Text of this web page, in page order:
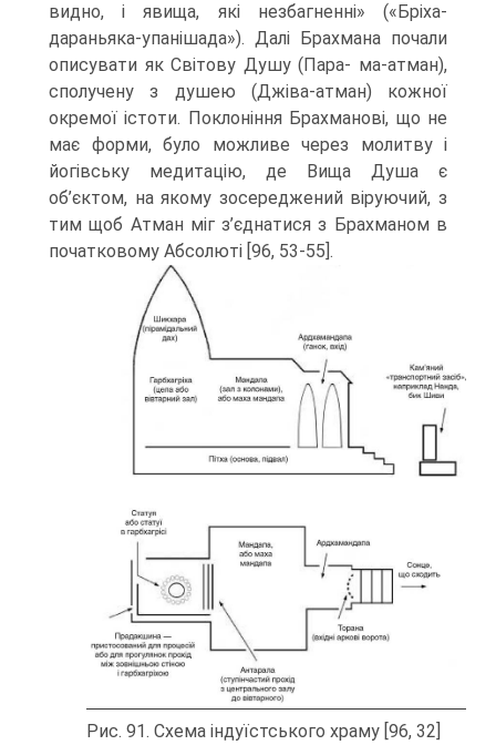
видно, і явища, які незбагненні» («Бріха-
дараньяка-упанішада»). Далі Брахмана почали
описувати як Світову Душу (Пара- ма-атман),
сполучену з душею (Джіва-атман) кожної
окремої істоти. Поклоніння Брахманові, що не
має форми, було можливе через молитву і
йогівську медитацію, де Вища Душа є
об’єктом, на якому зосереджений віруючий, з
тим щоб Атман міг з’єднатися з Брахманом в
початковому Абсолюті [96, 53-55].
Рис. 91. Схема індуїстського храму [96, 32]